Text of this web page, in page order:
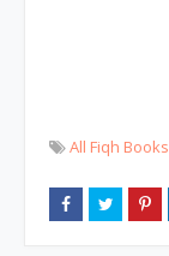
All Fiqh Books